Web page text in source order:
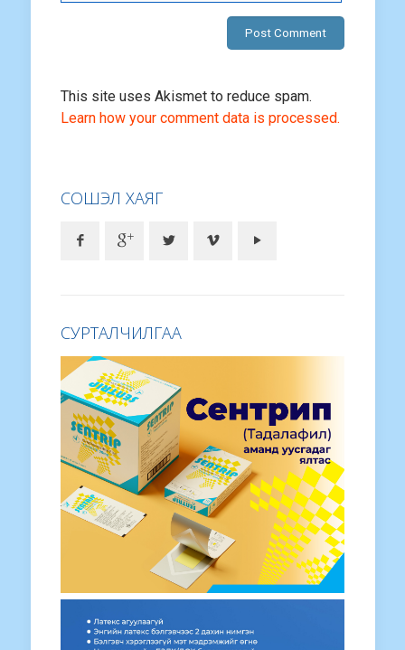
This site uses Akismet to reduce spam.
Learn how your comment data is processed.
СОШЭЛ ХАЯГ
СУРТАЛЧИЛГАА